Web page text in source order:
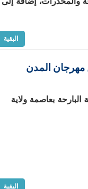
البقية
مهرجان المدن
البارحة بعاصمة ولاية
البقية